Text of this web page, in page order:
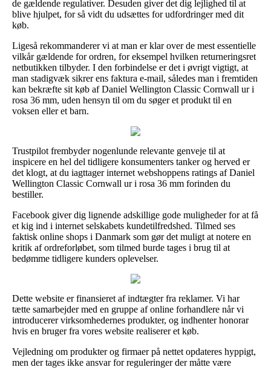
de gældende regulativer. Desuden giver det dig lejlighed til at
blive hjulpet, for så vidt du udsættes for udfordringer med dit
køb.
Ligeså rekommanderer vi at man er klar over de mest essentielle
vilkår gældende for ordren, for eksempel hvilken returneringsret
netbutikken tilbyder. I den forbindelse er det i øvrigt vigtigt, at
man stadigvæk sikrer ens faktura e-mail, således man i fremtiden
kan bekræfte sit køb af Daniel Wellington Classic Cornwall ur i
rosa 36 mm, uden hensyn til om du søger et produkt til en
voksen eller et barn.
Trustpilot frembyder nogenlunde relevante genveje til at
inspicere en hel del tidligere konsumenters tanker og herved er
det klogt, at du iagttager internet webshoppens ratings af Daniel
Wellington Classic Cornwall ur i rosa 36 mm forinden du
bestiller.
Facebook giver dig lignende adskillige gode muligheder for at få
et kig ind i internet selskabets kundetilfredshed. Tilmed ses
faktisk online shops i Danmark som gør det muligt at notere en
kritik af ordreforløbet, som tilmed burde tages i brug til at
bedømme tidligere kunders oplevelser.
Dette website er finansieret af indtægter fra reklamer. Vi har
tætte samarbejder med en gruppe af online forhandlere når vi
introducerer virksomhedernes produkter, og indhenter honorar
hvis en bruger fra vores website realiserer et køb.
Vejledning om produkter og firmaer på nettet opdateres hyppigt,
men der tages ikke ansvar for reguleringer der måtte være